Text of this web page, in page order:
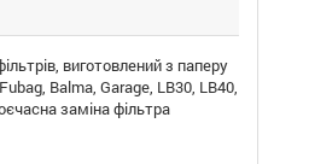
виготовлений з паперу
Balma, Garage, LB30, LB40,
заміна фільтра